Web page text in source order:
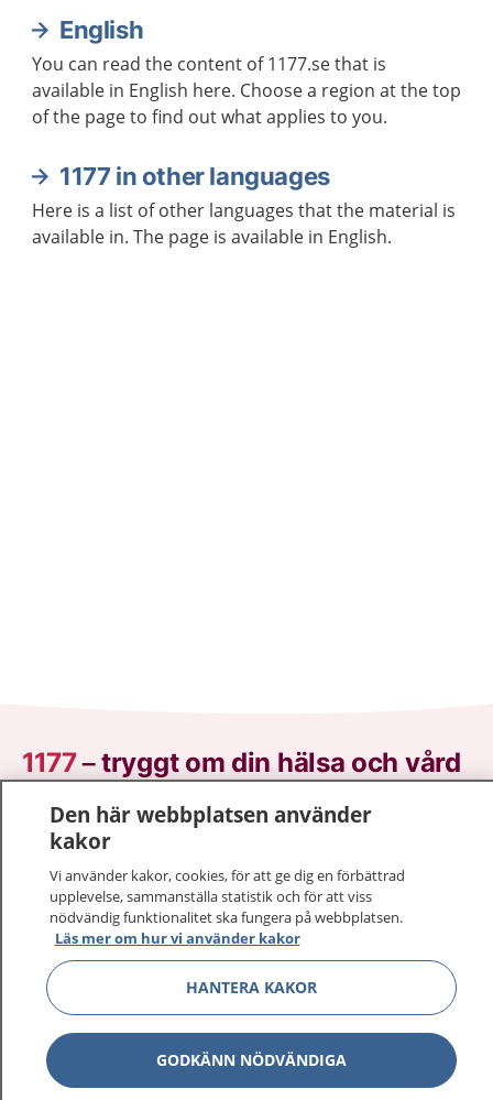
English
You can read the content of 1177.se that is
available in English here. Choose a region at the top
of the page to find out what applies to you.
1177 in other languages
Here is a list of other languages that the material is
available in. The page is available in English.
1177–tryggt om din hälsa och vård
På 1177.se får du råd om hälsa och information om
sjukdomar och vilka mottagningar du kan kontakta.
Logga in för att läsa din journal och göra dina
vårdärenden. Ring telefonnummer 1177 för
sjukvårdsrådgivning dygnet runt.
1177 ger dig råd när du vill må bättre.
1177 på flera språk Show
Den här webbplatsen använder
kakor
Vi använder kakor, cookies, för att ge dig en förbättrad
upplevelse, sammanställa statistik och för att viss
nödvändig funktionalitet ska fungera på webbplatsen.
Läs mer om hur vi använder kakor
HANTERA KAKOR
GODKÄNN NÖDVÄNDIGA